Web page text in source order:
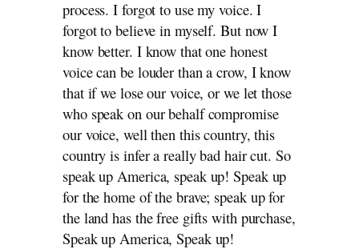
process. I forgot to use my voice. I
forgot to believe in myself. But now I
know better. I know that one honest
voice can be louder than a crow, I know
that if we lose our voice, or we let those
who speak on our behalf compromise
our voice, well then this country, this
country is infer a really bad hair cut. So
speak up America, speak up! Speak up
for the home of the brave; speak up for
the land has the free gifts with purchase,
Speak up America, Speak up!